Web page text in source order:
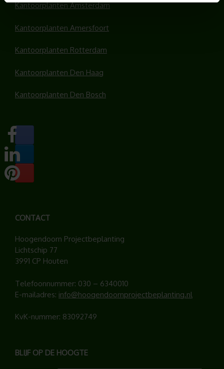
Kantoorplanten Amsterdam
Kantoorplanten Amersfoort
Kantoorplanten Rotterdam
Kantoorplanten Den Haag
Kantoorplanten Den Bosch
CONTACT
Hoogendoorn Projectbeplanting
Lichtschip 77
3991 CP Houten
Telefoonnummer: 030 – 6340010
E-mailadres: info@hoogendoornprojectbeplanting.nl
KvK-nummer: 83092749
BLIJF OP DE HOOGTE